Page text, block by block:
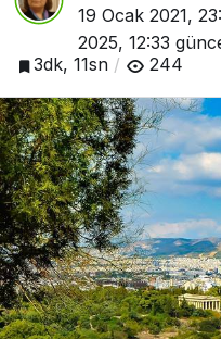
19 Ocak 2021,
2025, 12:33
3dk, 11sn
244